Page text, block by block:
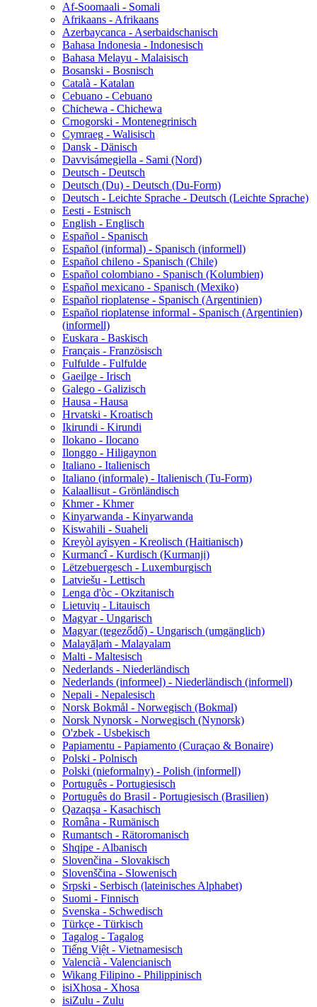
Af-Soomaali - Somali
Afrikaans - Afrikaans
Azerbaycanca - Aserbaidschanisch
Bahasa Indonesia - Indonesisch
Bahasa Melayu - Malaisisch
Bosanski - Bosnisch
Català - Katalan
Cebuano - Cebuano
Chichewa - Chichewa
Crnogorski - Montenegrinisch
Cymraeg - Walisisch
Dansk - Dänisch
Davvisámegiella - Sami (Nord)
Deutsch - Deutsch
Deutsch (Du) - Deutsch (Du-Form)
Deutsch - Leichte Sprache - Deutsch (Leichte Sprache)
Eesti - Estnisch
English - Englisch
Español - Spanisch
Español (informal) - Spanisch (informell)
Español chileno - Spanisch (Chile)
Español colombiano - Spanisch (Kolumbien)
Español mexicano - Spanisch (Mexiko)
Español rioplatense - Spanisch (Argentinien)
Español rioplatense informal - Spanisch (Argentinien)
(informell)
Euskara - Baskisch
Français - Französisch
Fulfulde - Fulfulde
Gaeilge - Irisch
Galego - Galizisch
Hausa - Hausa
Hrvatski - Kroatisch
Ikirundi - Kirundi
Ilokano - Ilocano
Ilonggo - Hiligaynon
Italiano - Italienisch
Italiano (informale) - Italienisch (Tu-Form)
Kalaallisut - Grönländisch
Khmer - Khmer
Kinyarwanda - Kinyarwanda
Kiswahili - Suaheli
Kreyòl ayisyen - Kreolisch (Haitianisch)
Kurmancî - Kurdisch (Kurmanji)
Lëtzebuergesch - Luxemburgisch
Latviešu - Lettisch
Lenga d'òc - Okzitanisch
Lietuvių - Litauisch
Magyar - Ungarisch
Magyar (tegeződő) - Ungarisch (umgänglich)
Malayāḷaṁ - Malayalam
Malti - Maltesisch
Nederlands - Niederländisch
Nederlands (informeel) - Niederländisch (informell)
Nepali - Nepalesisch
Norsk Bokmål - Norwegisch (Bokmal)
Norsk Nynorsk - Norwegisch (Nynorsk)
O'zbek - Usbekisch
Papiamentu - Papiamento (Curaçao & Bonaire)
Polski - Polnisch
Polski (nieformalny) - Polish (informell)
Português - Portugiesisch
Português do Brasil - Portugiesisch (Brasilien)
Qazaqşa - Kasachisch
Româna - Rumänisch
Rumantsch - Rätoromanisch
Shqipe - Albanisch
Slovenčina - Slovakisch
Slovenščina - Slowenisch
Srpski - Serbisch (lateinisches Alphabet)
Suomi - Finnisch
Svenska - Schwedisch
Türkçe - Türkisch
Tagalog - Tagalog
Tiếng Việt - Vietnamesisch
Valencià - Valencianisch
Wikang Filipino - Philippinisch
isiXhosa - Xhosa
isiZulu - Zulu